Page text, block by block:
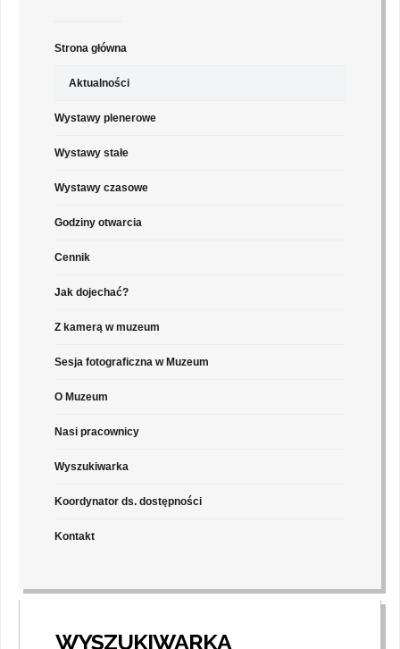
Strona główna
Aktualności
Wystawy plenerowe
Wystawy stałe
Wystawy czasowe
Godziny otwarcia
Cennik
Jak dojechać?
Z kamerą w muzeum
Sesja fotograficzna w Muzeum
O Muzeum
Nasi pracownicy
Wyszukiwarka
Koordynator ds. dostępności
Kontakt
WYSZUKIWARKA